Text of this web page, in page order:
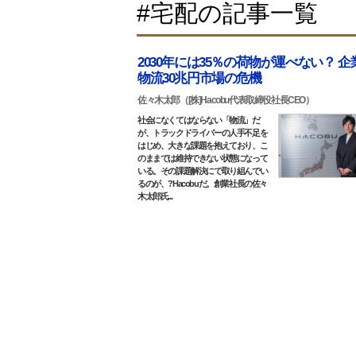
#宅配の記事一覧
2030年には35％の荷物が運べない？ 企
物流30兆円市場の危機
佐々木太郎（[株]Hacobu代表取締役社長CEO）
社会になくてはならない「物流」だ
が、トラックドライバーの人手不足を
はじめ、大きな課題を抱えており、こ
のままでは維持できない状態になって
いる。その課題解決にで取り組んでい
るのが、?Hacobuだ。創業社長の佐々
木太郎氏...